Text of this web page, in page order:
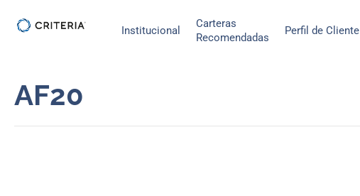
Institucional
Carteras
Recomendadas
Perfil de Cliente
AF20